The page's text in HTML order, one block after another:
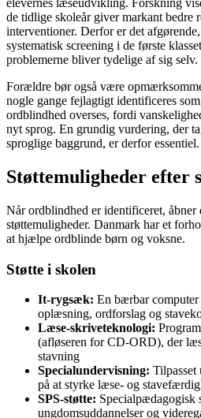
elevernes læseudvikling. Forskning
de tidlige skoleår giver markant bedre
interventioner. Derfor er det
systematisk screening i de første
problemerne bliver tydelige af sig selv.
Forældre bør også være
nogle gange fejlagtigt identificeres
ordblindhed overses, fordi
nyt sprog. En grundig vurdering, der
sproglige baggrund, er derfor essentiel.
Støttemuligheder efter
Når ordblindhed er identificeret,
støttemuligheder. Danmark har et
at hjælpe ordblinde børn og voksne.
Støtte i skolen
It-rygsæk: En bærbar computer
oplæsning, ordforslag og
Læse-skriveteknologi:
(afløseren for CD-ORD), der
stavning
Specialundervisning: Tilpasset
på at styrke læse- og
SPS-støtte: Specialpædagogisk
ungdomsuddannelser og